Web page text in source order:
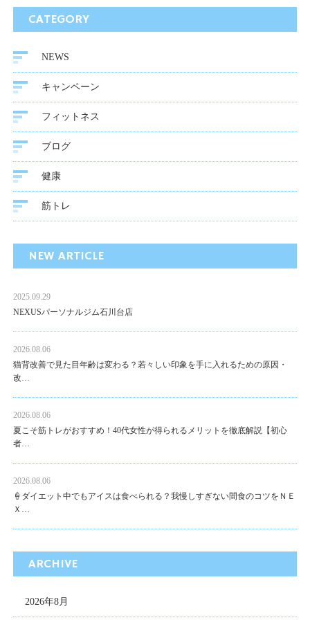
CATEGORY
NEWS
キャンペーン
フィットネス
ブログ
健康
筋トレ
NEW ARTICLE
2025.09.29
NEXUSパーソナルジム石川台店
2026.08.06
猫背改善で見た目年齢は変わる？若々しい印象を手に入れるための原因・
改…
2026.08.06
夏こそ筋トレがおすすめ！40代女性が得られるメリットを徹底解説【初心
者…
2026.08.06
🍦ダイエット中でもアイスは食べられる？我慢しすぎない間食のコツをＮＥ
Ｘ…
ARCHIVE
2026年8月